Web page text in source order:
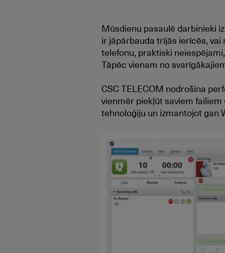
Mūsdienu pasaulē darbinieki
ir jāpārbauda trījās ierīcēs, vai
telefonu, praktiski
Tāpēc vienam no
CSC TELECOM nodrošina
vienmēr piekļūt saviem
tehnoloģiju un izmantojot gan